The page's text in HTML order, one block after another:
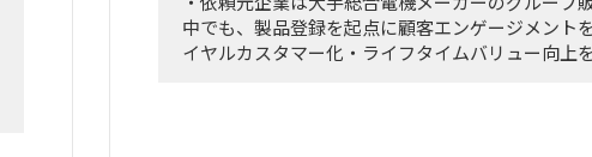
中でも、製品登録を起点に顧客エンゲージメント
イヤルカスタマー化・ライフタイムバリュー向上